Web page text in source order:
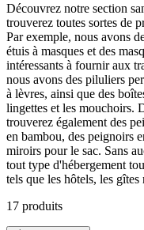
Découvrez notre section
trouverez toutes sortes de
Par exemple, nous avons
étuis à masques et des
intéressants à fournir aux
nous avons des piluliers
à lèvres, ainsi que des
lingettes et les mouchoirs.
trouverez également des
en bambou, des peignoirs
miroirs pour le sac. Sans
tout type d'hébergement
tels que les hôtels, les gîtes
17 produits